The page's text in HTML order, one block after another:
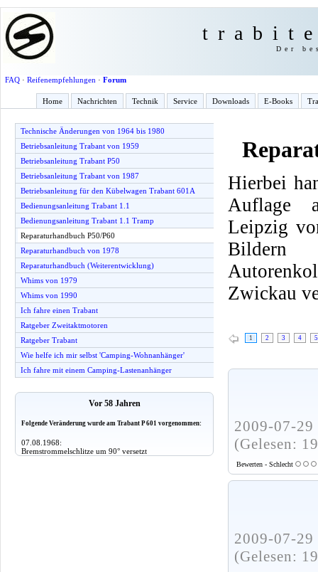
Der
FAQ· Reifenempfehlungen · Forum
Home Nachrichten Technik Service Downloads E-Books
Technische Änderungen von 1964 bis 1980
Betriebsanleitung Trabant von 1959
Betriebsanleitung Trabant P50
Betriebsanleitung Trabant von 1987
Betriebsanleitung für den Kübelwagen Trabant 601A
Bedienungsanleitung Trabant 1.1
Bedienungsanleitung Trabant 1.1 Tramp
Reparaturhandbuch P50/P60
Reparaturhandbuch von 1978
Reparaturhandbuch (Weiterentwicklung)
Whims von 1979
Whims von 1990
Ich fahre einen Trabant
Ratgeber Zweitaktmotoren
Ratgeber Trabant
Wie helfe ich mir selbst 'Camping-Wohnanhänger'
Ich fahre mit einem Camping-Lastenanhänger
Vor 58 Jahren
Folgende Veränderung wurde am Trabant P 601 vorgenommen:
07.08.1968:
Bremstrommelschlitze um 90° versetzt
Hierbei
Auflage
Leipzig
Zwickau
1 2 3 4 5
2009-07-
(Gelesen:
Bewerten - Schlecht
2009-07-
(Gelesen: